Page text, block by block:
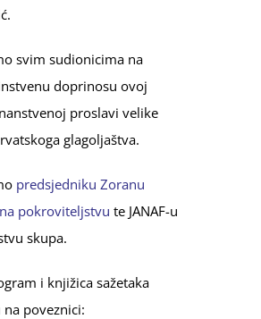
svim sudionicima na
doprinosu ovoj
proslavi velike
glagoljaštva.
predsjedniku Zoranu
pokroviteljstvu te JANAF-u
skupa.
i knjižica sažetaka
poveznici: